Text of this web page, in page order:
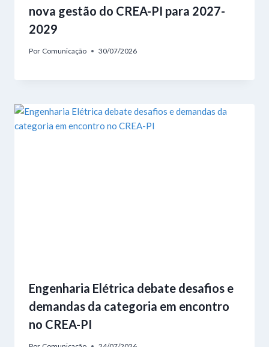
nova gestão do CREA-PI para 2027-
2029
Por Comunicação 30/07/2026
Engenharia Elétrica debate desafios e
demandas da categoria em encontro
no CREA-PI